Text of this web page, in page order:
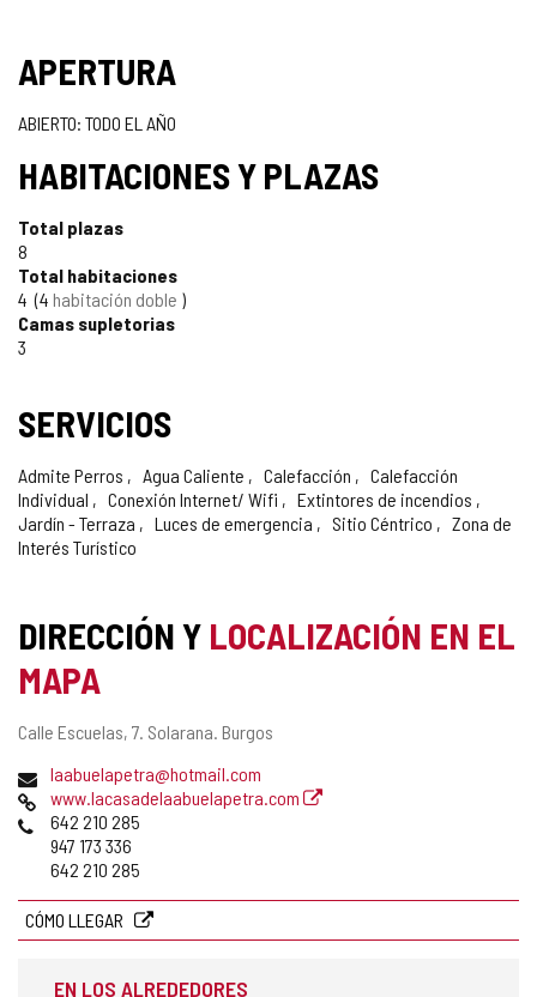
APERTURA
ABIERTO: TODO EL AÑO
HABITACIONES Y PLAZAS
Total plazas
8
Total habitaciones
4 4 habitación doble
Camas supletorias
3
SERVICIOS
Admite Perros Agua Caliente Calefacción
Calefacción
Individual
Conexión Internet/ Wifi
Extintores de incendios
Jardín - Terraza
Luces de emergencia Sitio Céntrico
Zona de
Interés Turístico
DIRECCIÓN Y LOCALIZACIÓN EN EL
MAPA
Dirección
Calle Escuelas, 7. Solarana. Burgos
Dirección
de
correo
electrónico
laabuelapetra@hotmail.com
Página
Web
www.lacasadelaabuelapetra.com
Teléfonos
642 210 285
947 173 336
642 210 285
CÓMO LLEGAR
EN LOS ALREDEDORES